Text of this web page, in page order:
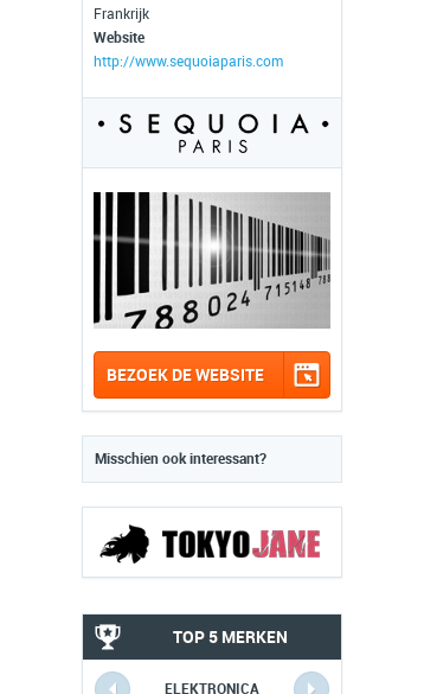
Frankrijk
Website
http://www.sequoiaparis.com
BEZOEK DE WEBSITE
Misschien ook interessant?
TOP 5 MERKEN
ELEKTRONICA